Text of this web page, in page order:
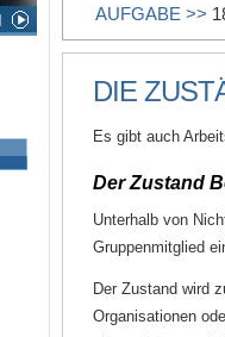
AUFGABE >>
DIE
Es gibt auch
Der Zustand
Unterhalb von
Gruppenmitglied
Der Zustand wird
Organisationen